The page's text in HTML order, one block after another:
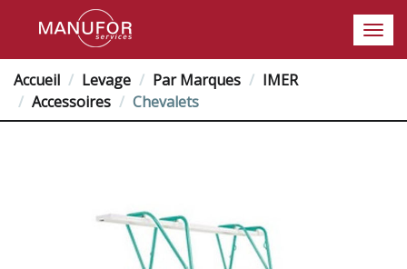
Accueil Levage Par Marques
IMER
Accessoires
Chevalets